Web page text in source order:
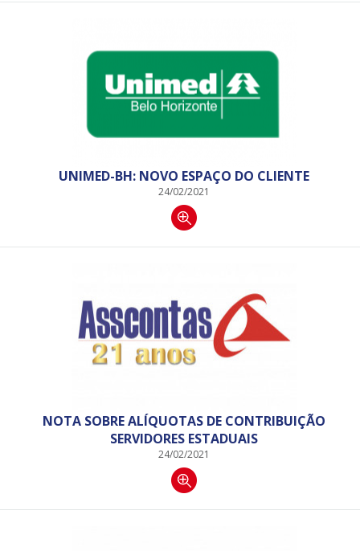
UNIMED-BH: NOVO ESPAÇO DO CLIENTE
24/02/2021
NOTA SOBRE ALÍQUOTAS DE CONTRIBUIÇÃO
SERVIDORES ESTADUAIS
24/02/2021